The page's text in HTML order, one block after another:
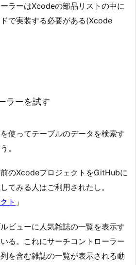
ラーはXcodeの部品リストの中に
で実装する必要がある(Xcode
ラーを試す
使ってテーブルのデータを検索す
。
のXcodeプロジェクトをGitHubに
てみる人はご利用されたし。
ト 」
ビューに人気雑誌の一覧を表示す
る。これにサーチコントローラー
を含む雑誌の一覧が表示される動